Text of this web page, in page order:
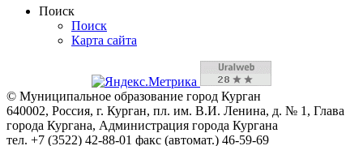
Поиск
Поиск
Карта сайта
© Муниципальное образование город Курган
640002, Россия, г. Курган, пл. им. В.И. Ленина, д. № 1, Глава
города Кургана, Администрация города Кургана
тел. +7 (3522) 42-88-01 факс (автомат.) 46-59-69